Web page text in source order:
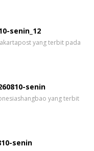
senin_12
yang terbit pada
senin
yang terbit
senin